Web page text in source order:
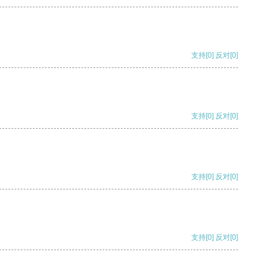
支持[0] 反对[0]
支持[0] 反对[0]
支持[0] 反对[0]
支持[0] 反对[0]